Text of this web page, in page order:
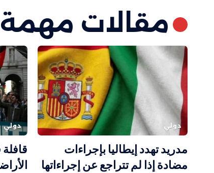
مقالات
دولي
مدريد تهدد إيطاليا بإجراءات
مضادة إذا لم تتراجع عن إجراءاتها
دولي